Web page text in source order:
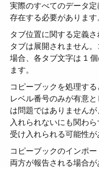
実際のすべてのデータ
存在する必要があります
タブ位置に関する定義
タブは展開されません
場合、各タブ文字は 1
ます。
コピーブックを処理する
レベル番号のみが有意
は問題ではありません
入れられないにも関わ
受け入れられる可能性が
コピーブックのインポ
両方が報告される場合